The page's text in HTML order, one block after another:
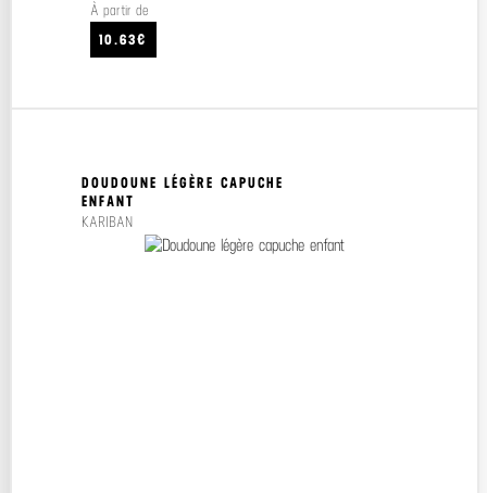
À partir de
10.63€
DOUDOUNE LÉGÈRE CAPUCHE
ENFANT
KARIBAN